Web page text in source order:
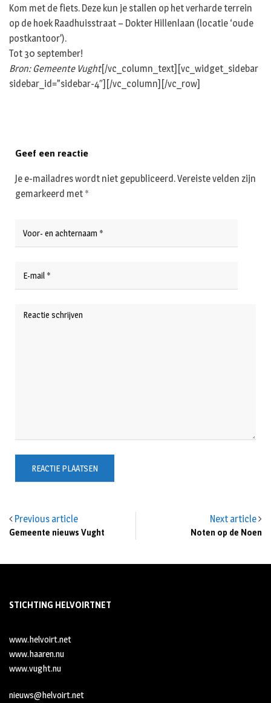
Kom met de fiets. Deze kun je stallen op het verharde terrein
op de hoek Raadhuisstraat – Dokter Hillenlaan (locatie ‘oude
postkantoor’).
Tot 30 september!
Bron: Gemeente Vught[/vc_column_text][vc_widget_sidebar
sidebar_id=”sidebar-4″][/vc_column][/vc_row]
Previous article
Gemeente nieuws Vught
Next article
Noten op de Noen
Geef een reactie
Je e-mailadres wordt niet gepubliceerd.Vereiste velden zijn
gemarkeerd met *
STICHTING HELVOIRTNET
www.helvoirt.net
www.haaren.nu
www.vught.nu
nieuws@helvoirt.net